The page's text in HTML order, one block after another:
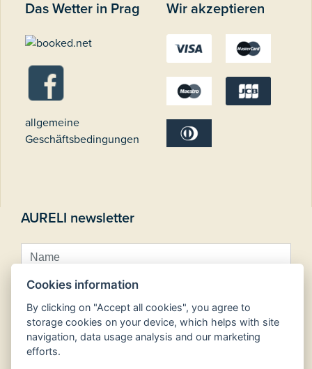
Das Wetter in Prag
allgemeine
Geschäftsbedingungen
Wir akzeptieren
AURELI newsletter
Cookies information
By clicking on "Accept all cookies", you agree to
storage cookies on your device, which helps with site
navigation, data usage analysis and our marketing
efforts.